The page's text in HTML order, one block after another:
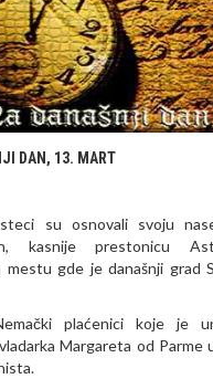
DAN, 13. MART
su osnovali svoju
kasnije prestonicu
mestu gde je današnji grad
plaćenici koje je
Margareta od Parme